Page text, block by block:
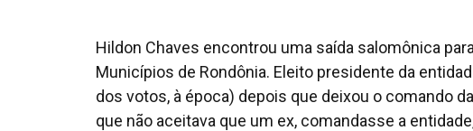
Hildon Chaves encontrou uma saída salomônica
Municípios de Rondônia. Eleito presidente da
dos votos, à época) depois que deixou o comando
que não aceitava que um ex, comandasse a